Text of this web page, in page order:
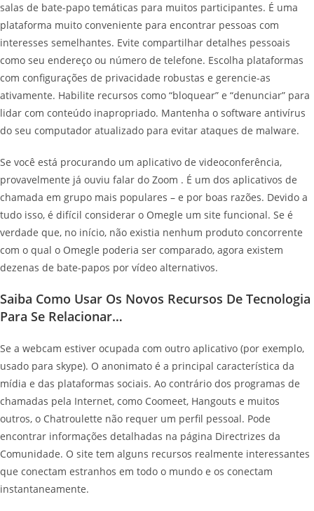
salas de bate-papo temáticas para muitos participantes. É uma
plataforma muito conveniente para encontrar pessoas com
interesses semelhantes. Evite compartilhar detalhes pessoais
como seu endereço ou número de telefone. Escolha plataformas
com configurações de privacidade robustas e gerencie-as
ativamente. Habilite recursos como “bloquear” e “denunciar” para
lidar com conteúdo inapropriado. Mantenha o software antivírus
do seu computador atualizado para evitar ataques de malware.
Se você está procurando um aplicativo de videoconferência,
provavelmente já ouviu falar do Zoom . É um dos aplicativos de
chamada em grupo mais populares – e por boas razões. Devido a
tudo isso, é difícil considerar o Omegle um site funcional. Se é
verdade que, no início, não existia nenhum produto concorrente
com o qual o Omegle poderia ser comparado, agora existem
dezenas de bate-papos por vídeo alternativos.
Saiba Como Usar Os Novos Recursos De Tecnologia
Para Se Relacionar…
Se a webcam estiver ocupada com outro aplicativo (por exemplo,
usado para skype). O anonimato é a principal característica da
mídia e das plataformas sociais. Ao contrário dos programas de
chamadas pela Internet, como Coomeet, Hangouts e muitos
outros, o Chatroulette não requer um perfil pessoal. Pode
encontrar informações detalhadas na página Directrizes da
Comunidade. O site tem alguns recursos realmente interessantes
que conectam estranhos em todo o mundo e os conectam
instantaneamente.